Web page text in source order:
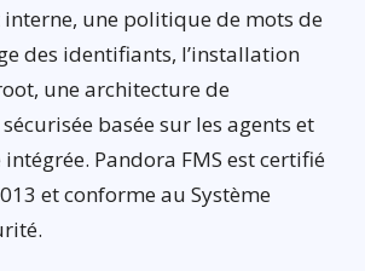
interne, une politique de mots de
des identifiants, l’installation
une architecture de
basée sur les agents et
Pandora FMS est certifié
et conforme au Système